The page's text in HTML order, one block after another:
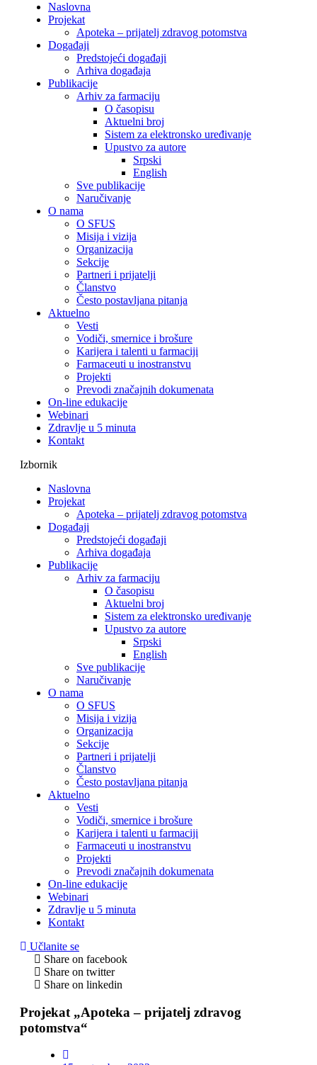
Naslovna
Projekat
Apoteka – prijatelj zdravog potomstva
Događaji
Predstojeći događaji
Arhiva događaja
Publikacije
Arhiv za farmaciju
O časopisu
Aktuelni broj
Sistem za elektronsko uređivanje
Upustvo za autore
Srpski
English
Sve publikacije
Naručivanje
O nama
O SFUS
Misija i vizija
Organizacija
Sekcije
Partneri i prijatelji
Članstvo
Često postavljana pitanja
Aktuelno
Vesti
Vodiči, smernice i brošure
Karijera i talenti u farmaciji
Farmaceuti u inostranstvu
Projekti
Prevodi značajnih dokumenata
On-line edukacije
Webinari
Zdravlje u 5 minuta
Kontakt
Izbornik
Naslovna
Projekat
Apoteka – prijatelj zdravog potomstva
Događaji
Predstojeći događaji
Arhiva događaja
Publikacije
Arhiv za farmaciju
O časopisu
Aktuelni broj
Sistem za elektronsko uređivanje
Upustvo za autore
Srpski
English
Sve publikacije
Naručivanje
O nama
O SFUS
Misija i vizija
Organizacija
Sekcije
Partneri i prijatelji
Članstvo
Često postavljana pitanja
Aktuelno
Vesti
Vodiči, smernice i brošure
Karijera i talenti u farmaciji
Farmaceuti u inostranstvu
Projekti
Prevodi značajnih dokumenata
On-line edukacije
Webinari
Zdravlje u 5 minuta
Kontakt
Učlanite se
Share on facebook
Share on twitter
Share on linkedin
Projekat „Apoteka – prijatelj zdravog
potomstva“